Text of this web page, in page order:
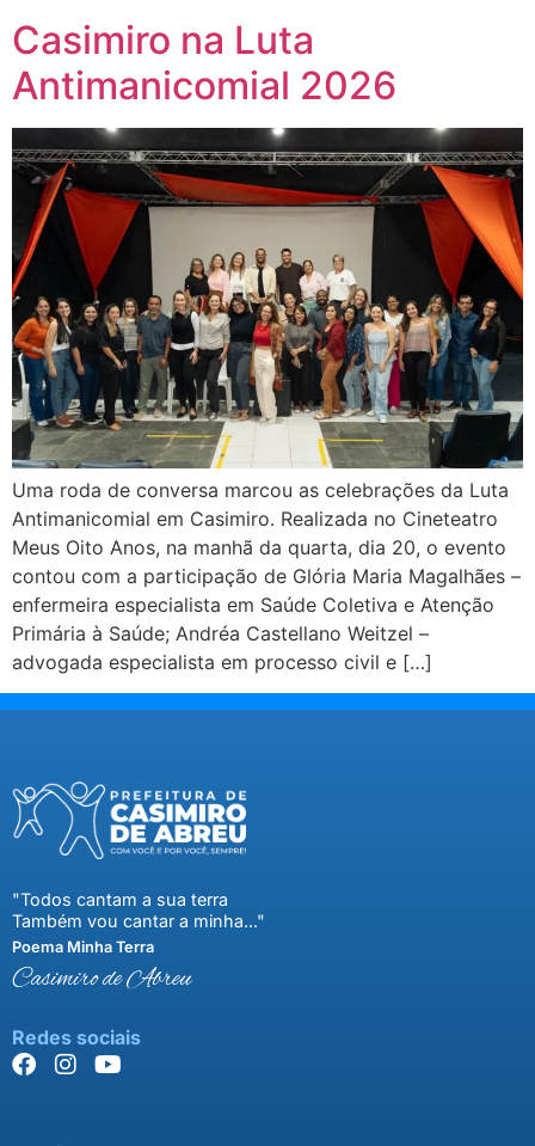
Casimiro na Luta
Antimanicomial 2026
Uma roda de conversa marcou as celebrações da Luta
Antimanicomial em Casimiro. Realizada no Cineteatro
Meus Oito Anos, na manhã da quarta, dia 20, o evento
contou com a participação de Glória Maria Magalhães –
enfermeira especialista em Saúde Coletiva e Atenção
Primária à Saúde; Andréa Castellano Weitzel –
advogada especialista em processo civil e […]
"Todos cantam a sua terra
Também vou cantar a minha..."
Poema Minha Terra
Casimiro de Abreu
Redes sociais